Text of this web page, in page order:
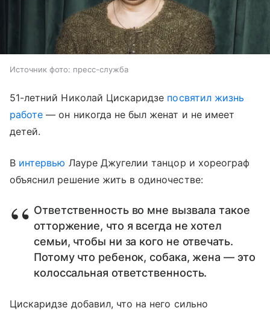
Источник фото: пресс-служба
51-летний Николай Цискаридзе посвятил жизнь
работе — он никогда не был женат и не имеет
детей.
В интервью Лауре Джугелии танцор и хореограф
объяснил решение жить в одиночестве:
Ответственность во мне вызвала такое
отторжение, что я всегда не хотел
семьи, чтобы ни за кого не отвечать.
Потому что ребенок, собака, жена — это
колоссальная ответственность.
Цискаридзе добавил, что на него сильно